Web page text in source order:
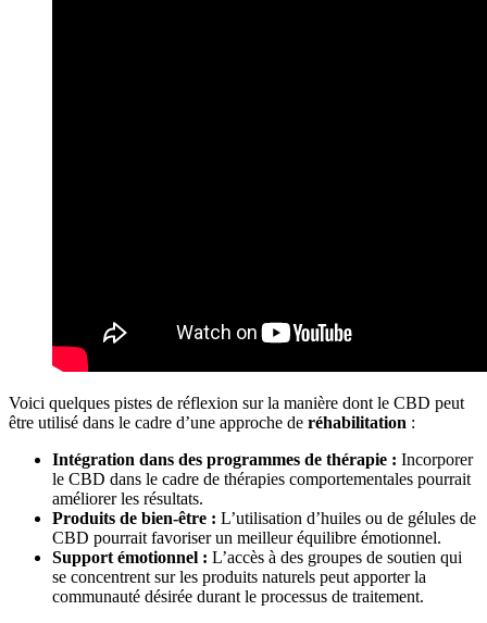
Voici quelques pistes de réflexion sur la manière dont le CBD peut
être utilisé dans le cadre d’une approche de réhabilitation :
Intégration dans des programmes de thérapie : Incorporer
le CBD dans le cadre de thérapies comportementales pourrait
améliorer les résultats.
Produits de bien-être : L’utilisation d’huiles ou de gélules de
CBD pourrait favoriser un meilleur équilibre émotionnel.
Support émotionnel : L’accès à des groupes de soutien qui
se concentrent sur les produits naturels peut apporter la
communauté désirée durant le processus de traitement.